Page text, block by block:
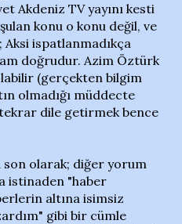
Akdeniz TV yayını kesti
konu o konu değil, ve
ispatlanmadıkça
doğrudur. Azim Öztürk
(gerçekten bilgim
olmadığı müddecte
dile getirmek bence
son olarak; diğer yorum
istinaden "haber
altına isimsiz
gibi bir cümle